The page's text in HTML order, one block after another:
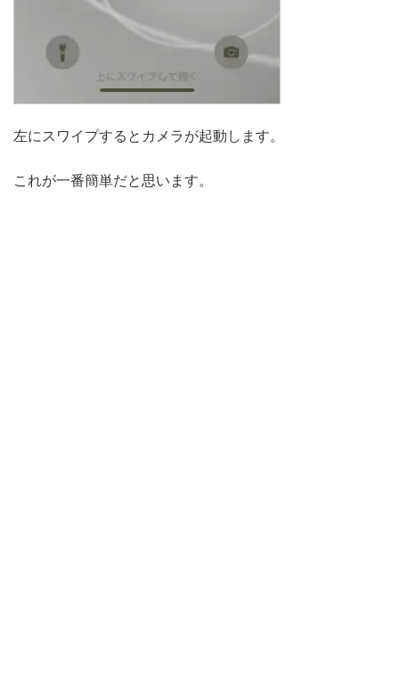
左にスワイプするとカメラが起動します。
これが一番簡単だと思います。